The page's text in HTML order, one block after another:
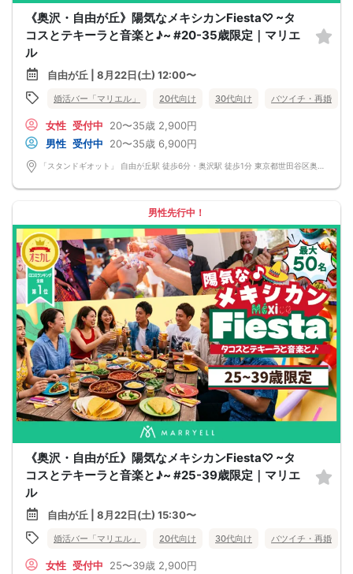
《奥沢・自由が丘》陽気なメキシカンFiesta♡ ~タ
コスとテキーラと音楽と♪~ #20-35歳限定｜マリエ
ル
自由が丘 | 8月22日(土) 12:00〜
婚活バー「マリエル」 20代向け 30代向け バツイチ・再婚
女性 受付中 20〜35歳 2,900円
男性 受付中 20〜35歳 6,900円
男性先行中！
《奥沢・自由が丘》陽気なメキシカンFiesta♡ ~タ
コスとテキーラと音楽と♪~ #25-39歳限定｜マリエ
ル
自由が丘 | 8月22日(土) 15:30〜
婚活バー「マリエル」 20代向け 30代向け バツイチ・再婚
女性 受付中 25〜39歳 2,900円